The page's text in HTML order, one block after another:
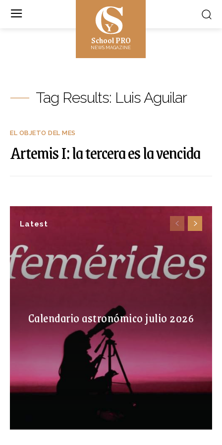
School PRO
NEWS MAGAZINE
Latest
Calendario astronómico julio 2026
Tag Results: Luis Aguilar
EL OBJETO DEL MES
Artemis I: la tercera es la vencida